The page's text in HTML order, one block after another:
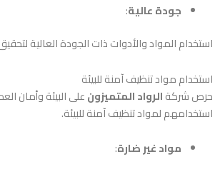
جودة عالية:
استخدام المواد والأدوات ذات الجودة العالية
استخدام مواد تنظيف آمنة للبيئة
حرص شركةالرواد المتميزونعلى البيئة وأمان
استخدامهم لمواد تنظيف آمنة للبيئة.
مواد غير ضارة: